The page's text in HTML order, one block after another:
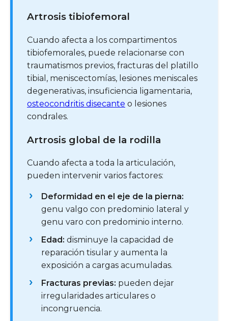
Artrosis tibiofemoral
Cuando afecta a los compartimentos
tibiofemorales, puede relacionarse con
traumatismos previos, fracturas del platillo
tibial, meniscectomías, lesiones meniscales
degenerativas, insuficiencia ligamentaria,
osteocondritis disecante o lesiones
condrales.
Artrosis global de la rodilla
Cuando afecta a toda la articulación,
pueden intervenir varios factores:
Deformidad en el eje de la pierna:
genu valgo con predominio lateral y
genu varo con predominio interno.
Edad: disminuye la capacidad de
reparación tisular y aumenta la
exposición a cargas acumuladas.
Fracturas previas: pueden dejar
irregularidades articulares o
incongruencia.